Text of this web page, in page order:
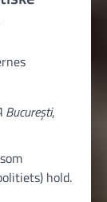
București,
hold.